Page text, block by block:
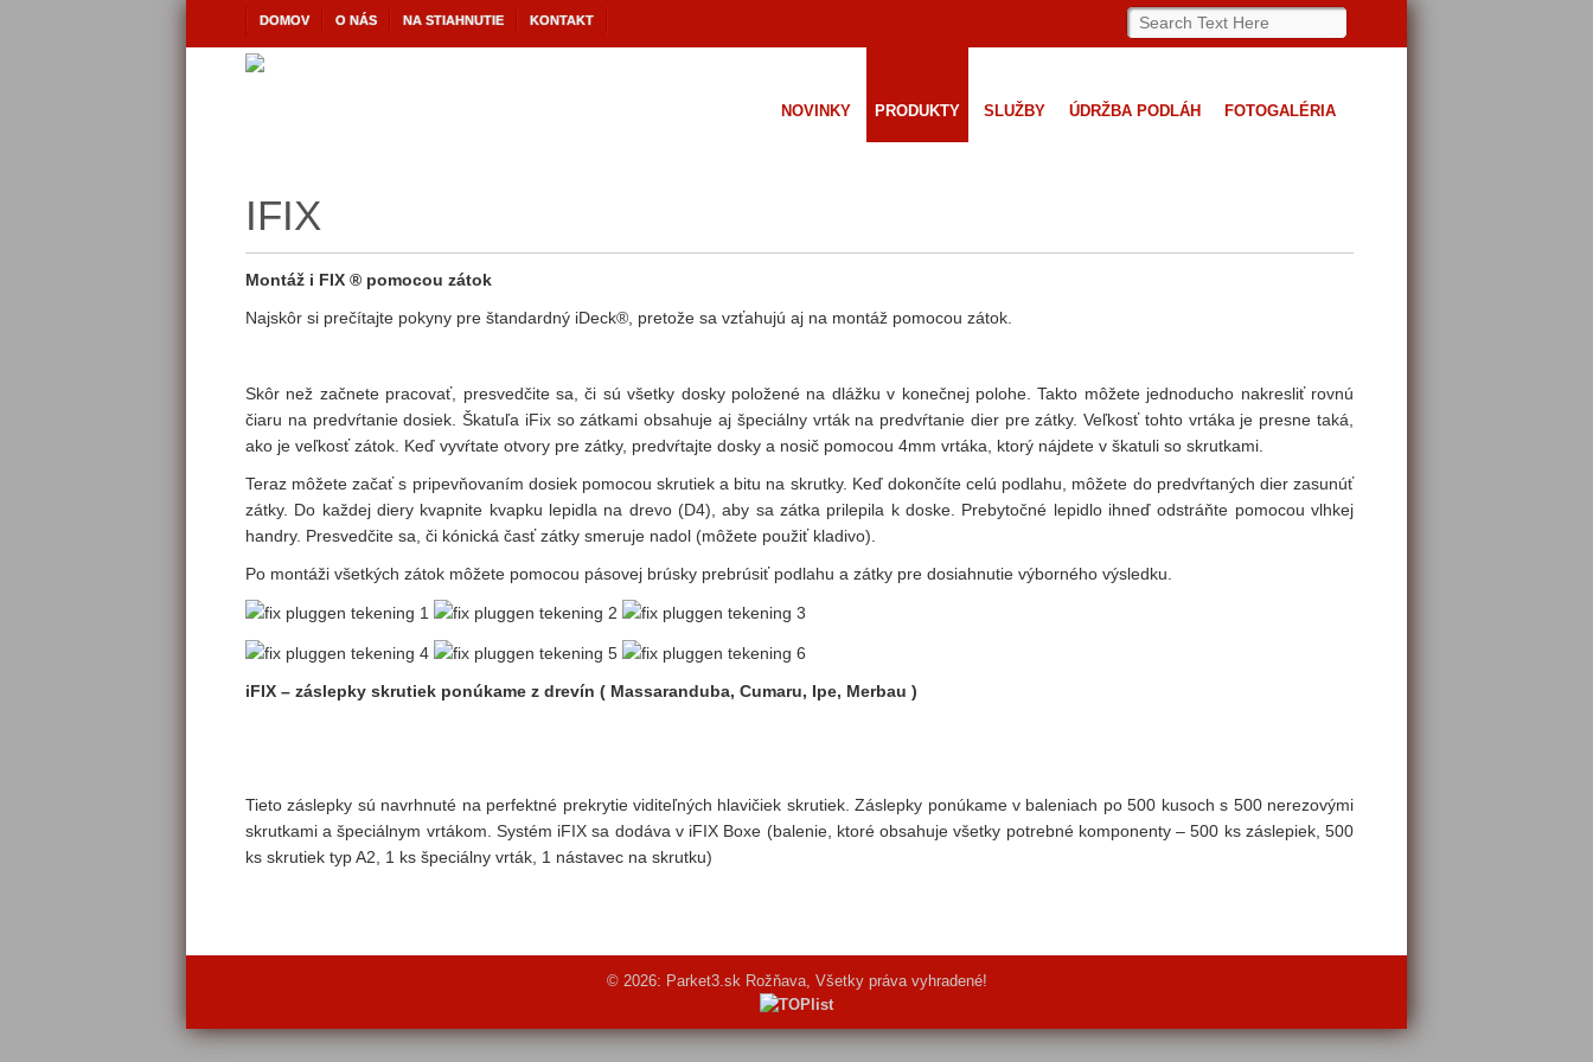
DOMOV O NÁS NA STIAHNUTIE KONTAKT
NOVINKY PRODUKTY SLUŽBY ÚDRŽBA PODLÁH FOTOGALÉRIA
IFIX
Montáž i FIX ® pomocou zátok
Najskôr si prečítajte pokyny pre štandardný iDeck®, pretože sa vzťahujú aj na montáž pomocou zátok.
Skôr než začnete pracovať, presvedčite sa, či sú všetky dosky položené na dlážku v konečnej polohe. Takto môžete jednoducho nakresliť rovnú
čiaru na predvŕtanie dosiek. Škatuľa iFix so zátkami obsahuje aj špeciálny vrták na predvŕtanie dier pre zátky. Veľkosť tohto vrtáka je presne taká,
ako je veľkosť zátok. Keď vyvŕtate otvory pre zátky, predvŕtajte dosky a nosič pomocou 4mm vrtáka, ktorý nájdete v škatuli so skrutkami.
Teraz môžete začať s pripevňovaním dosiek pomocou skrutiek a bitu na skrutky. Keď dokončíte celú podlahu, môžete do predvŕtaných dier zasunúť
zátky. Do každej diery kvapnite kvapku lepidla na drevo (D4), aby sa zátka prilepila k doske. Prebytočné lepidlo ihneď odstráňte pomocou vlhkej
handry. Presvedčite sa, či kónická časť zátky smeruje nadol (môžete použiť kladivo).
Po montáži všetkých zátok môžete pomocou pásovej brúsky prebrúsiť podlahu a zátky pre dosiahnutie výborného výsledku.
iFIX – záslepky skrutiek ponúkame z drevín ( Massaranduba, Cumaru, Ipe, Merbau )
Tieto záslepky sú navrhnuté na perfektné prekrytie viditeľných hlavičiek skrutiek. Záslepky ponúkame v baleniach po 500 kusoch s 500 nerezovými
skrutkami a špeciálnym vrtákom. Systém iFIX sa dodáva v iFIX Boxe (balenie, ktoré obsahuje všetky potrebné komponenty – 500 ks záslepiek, 500
ks skrutiek typ A2, 1 ks špeciálny vrták, 1 nástavec na skrutku)
© 2026: Parket3.sk Rožňava, Všetky práva vyhradené!